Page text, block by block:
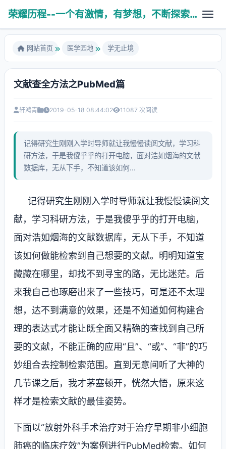
荣耀历程--一个有激情，有梦想，不断探索未知世界的热血青年
故剑情深
养育之恩
亲子互动
八拜之交
医学技术
科普健康
算法数据
使用工具
Ubuntu系统
网站首页 医学园地 学无止境
文献查全方法之PubMed篇
轩鸿青 2019-05-18 08:44:02 11087 次阅读
记得研究生刚刚入学时导师就让我慢慢读阅文献，学习科
研方法，于是我傻乎乎的打开电脑，面对浩如烟海的文献
数据库，无从下手，不知道该如何...
记得研究生刚刚入学时导师就让我慢慢读阅文
献，学习科研方法，于是我傻乎乎的打开电脑，
面对浩如烟海的文献数据库，无从下手，不知道
该如何做能检索到自己想要的文献。明明知道宝
藏藏在哪里，却找不到寻宝的路，无比迷茫。后
来我自己也琢磨出来了一些技巧，可是还不太理
想，达不到满意的效果，还是不知道如何构建合
理的表达式才能让既全面又精确的查找到自己所
要的文献，不能正确的应用“且”、“或”、“非”的巧
妙组合去控制检索范围。直到无意间听了大神的
几节课之后，我才茅塞顿开，恍然大悟，原来这
样才是检索文献的最佳姿势。
下面以“放射外科手术治疗对于治疗早期非小细胞
肺癌的临床疗效”为案例进行PubMed检索。如何